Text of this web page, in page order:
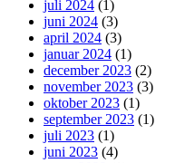
juli 2024 (1)
juni 2024 (3)
april 2024 (3)
januar 2024 (1)
december 2023 (2)
november 2023 (3)
oktober 2023 (1)
september 2023 (1)
juli 2023 (1)
juni 2023 (4)